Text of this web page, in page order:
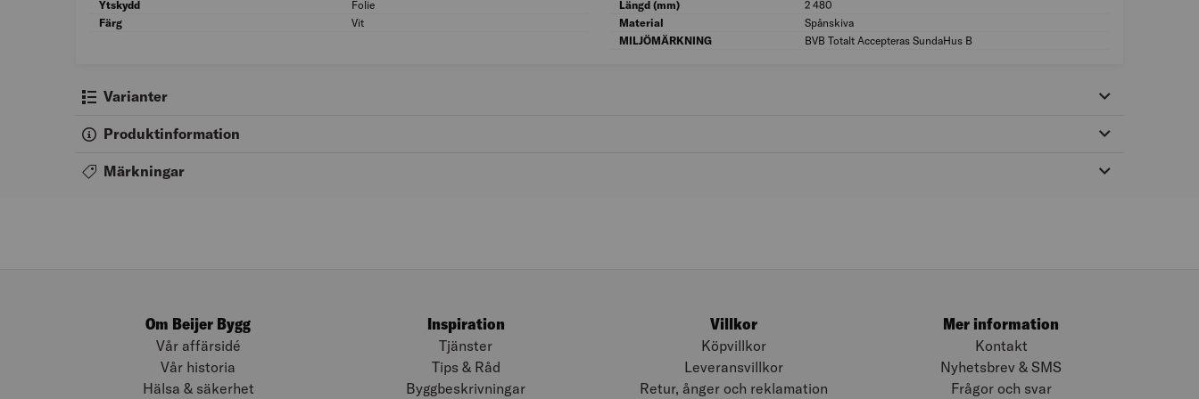
Ytskydd
Folie
Ytskydd: Folie
Färg
Vit Färg: Vit
Längd (mm)
2 480
Material
Spånskiva
MILJÖMÄRKNING
BVB Totalt Accepteras SundaHus B
Varianter
Produktinformation
Märkningar
Om Beijer Bygg
Vår affärsidé
Vår historia
Hälsa & säkerhet
Inspiration
Tjänster
Tips & Råd
Byggbeskrivningar
Villkor
Köpvillkor
Leveransvillkor
Retur, ånger och reklamation
Mer information
Kontakt
Nyhetsbrev & SMS
Frågor och svar